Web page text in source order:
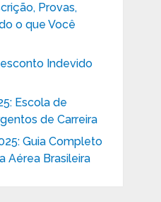
Provas,
o que Você
Indevido
Escola de
de Carreira
Guia Completo
Aérea Brasileira